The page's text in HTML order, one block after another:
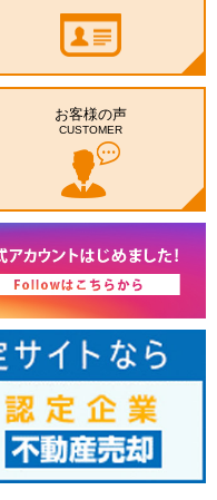
お客様の声
CUSTOMER